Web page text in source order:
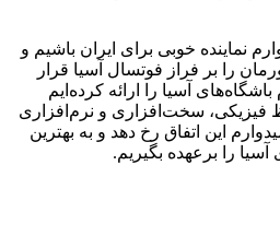
نماینده خوبی برای ایران باشیم و
را بر فراز فوتسال آسیا قرار
آسیا را ارائه کرده‌ایم
فیزیکی، سخت‌افزاری و نرم‌افزاری
این اتفاق رخ دهد و به بهترین
را برعهده بگیریم.